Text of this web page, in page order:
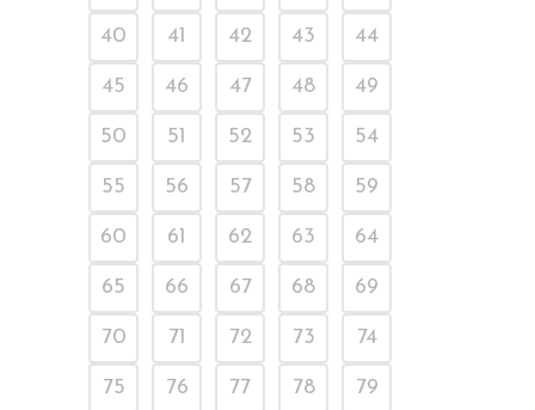
40 41 42 43 44
45 46 47 48 49
50 51 52 53 54
55 56 57 58 59
60 61 62 63 64
65 66 67 68 69
70 71 72 73 74
75 76 77 78 79